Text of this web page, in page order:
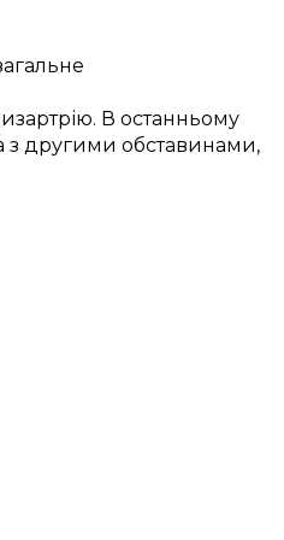
В останньому
з другими обставинами,